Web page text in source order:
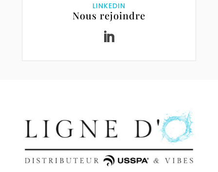
LINKEDIN
Nous rejoindre